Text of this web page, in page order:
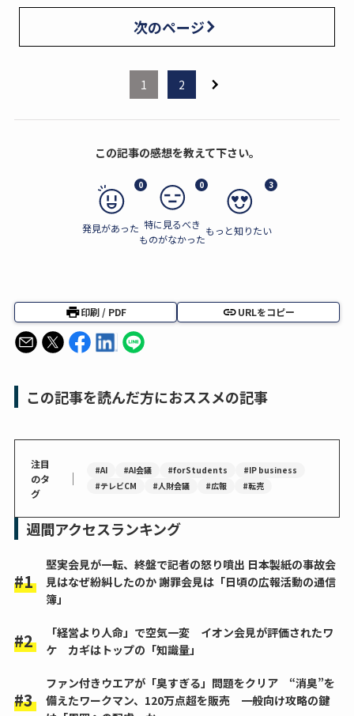
次のページ
1 2
この記事の感想を教えて下さい。
0
発見があった
0
特に見るべき
ものがなかった
3
もっと知りたい
印刷 / PDF URLをコピー
この記事を読んだ方におススメの記事
注目
のタ
グ
｜ #AI #AI会議 #forStudents
#IP business
#テレビCM
#人財会議 #広報 #転売
週間アクセスランキング
堅実会見が一転、終盤で記者の怒り噴出 日本製紙の事故会
見はなぜ紛糾したのか 謝罪会見は「日頃の広報活動の通信
簿」
「経営より人命」で空気一変 イオン会見が評価されたワ
ケ カギはトップの「知識量」
ファン付きウエアが「臭すぎる」問題をクリア “消臭”を
備えたワークマン、120万点超を販売 一般向け攻略の鍵